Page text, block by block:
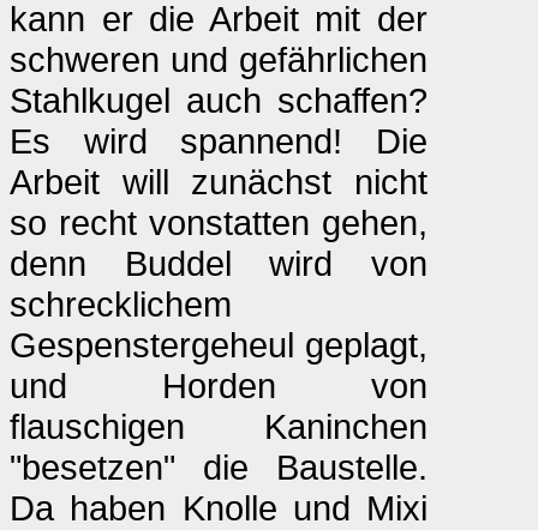
kann er die Arbeit mit der
schweren und gefährlichen
Stahlkugel auch schaffen?
Es wird spannend! Die
Arbeit will zunächst nicht
so recht vonstatten gehen,
denn Buddel wird von
schrecklichem
Gespenstergeheul geplagt,
und Horden von
flauschigen Kaninchen
"besetzen" die Baustelle.
Da haben Knolle und Mixi